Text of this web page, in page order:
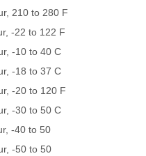
210 to 280 F
-22 to 122 F
-10 to 40 C
-18 to 37 C
-20 to 120 F
-30 to 50 C
-40 to 50
-50 to 50